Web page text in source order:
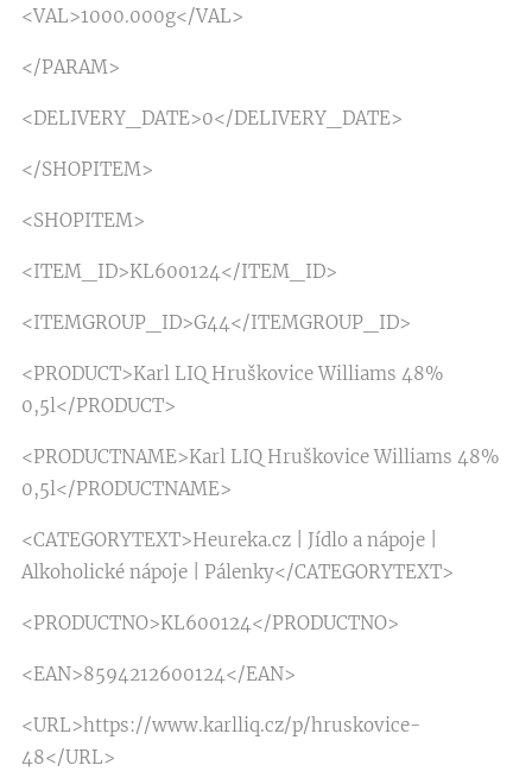
<VAL>1000.000g</VAL>
</PARAM>
<DELIVERY_DATE>0</DELIVERY_DATE>
</SHOPITEM>
<SHOPITEM>
<ITEM_ID>KL600124</ITEM_ID>
<ITEMGROUP_ID>G44</ITEMGROUP_ID>
<PRODUCT>Karl LIQ Hruškovice Williams 48%
0,5l</PRODUCT>
<PRODUCTNAME>Karl LIQ Hruškovice Williams 48%
0,5l</PRODUCTNAME>
<CATEGORYTEXT>Heureka.cz | Jídlo a nápoje |
Alkoholické nápoje | Pálenky</CATEGORYTEXT>
<PRODUCTNO>KL600124</PRODUCTNO>
<EAN>8594212600124</EAN>
<URL>https://www.karlliq.cz/p/hruskovice-
48</URL>